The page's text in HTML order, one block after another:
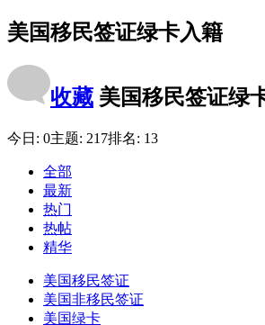
美国移民签证绿卡入籍
收藏 美国移民签证绿
今日: 0主题: 217排名: 13
全部
最新
热门
热帖
精华
美国移民签证
美国非移民签证
美国绿卡